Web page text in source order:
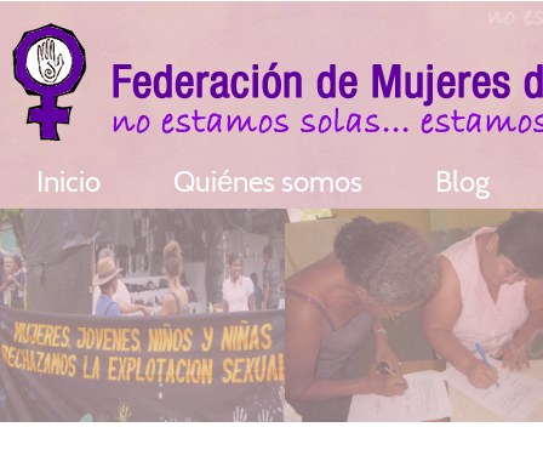
Inicio Quiénes somos Blog